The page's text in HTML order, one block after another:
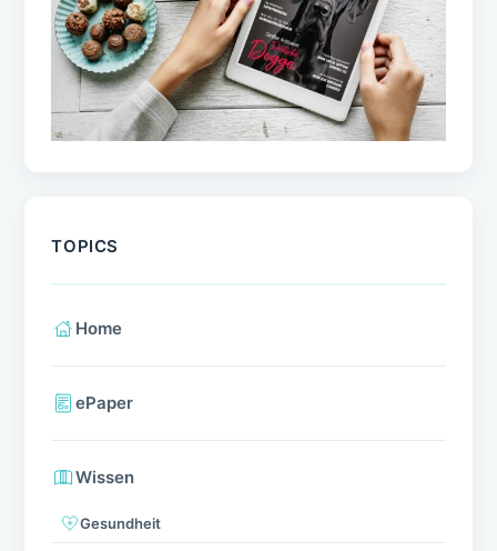
TOPICS
Home
ePaper
Wissen
Gesundheit